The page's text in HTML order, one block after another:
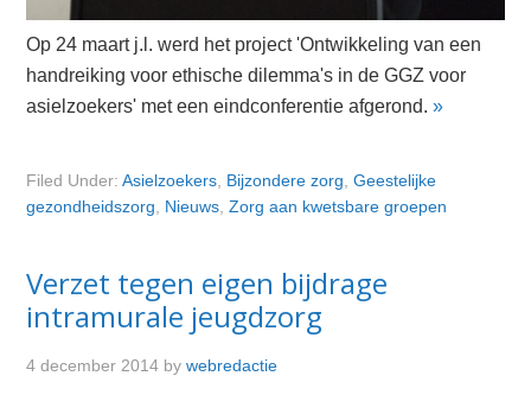
Op 24 maart j.l. werd het project 'Ontwikkeling van een
handreiking voor ethische dilemma's in de GGZ voor
asielzoekers' met een eindconferentie afgerond.»
Filed Under:Asielzoekers Bijzondere zorg ,Geestelijke
gezondheidszorg
Nieuws ,Zorg aan kwetsbare groepen
Verzet tegen eigen bijdrage
intramurale jeugdzorg
4 december 2014 bywebredactie